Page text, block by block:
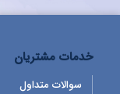
خدمات مشتریان
سوالات متداول